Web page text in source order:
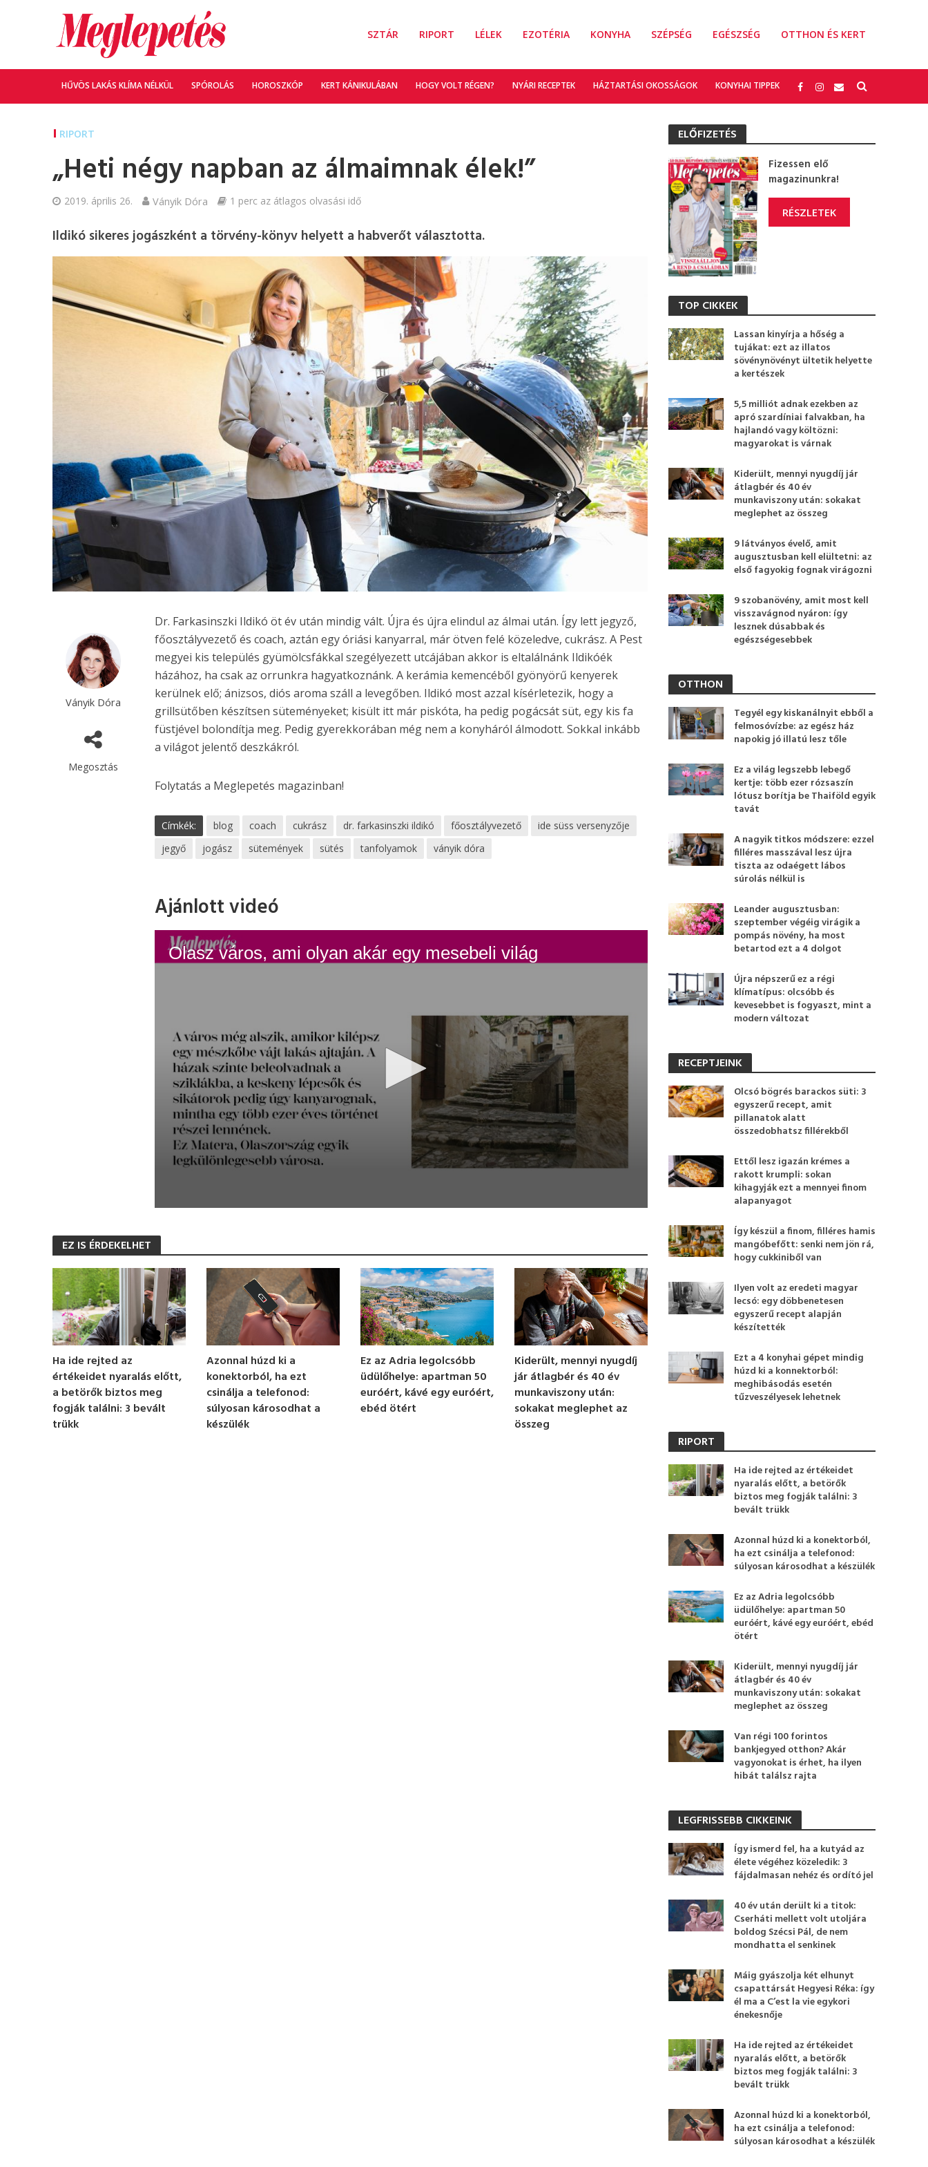
SZTÁR RIPORT LÉLEK EZOTÉRIA KONYHA SZÉPSÉG EGÉSZSÉG OTTHON ÉS KERT
HŰVÖS LAKÁS KLÍMA NÉLKÜL SPÓROLÁS HOROSZKÓP KERT KÁNIKULÁBAN HOGY VOLT RÉGEN? NYÁRI RECEPTEK HÁZTARTÁSI OKOSSÁGOK KONYHAI TIPPEK
RIPORT
„Heti négy napban az álmaimnak élek!”
2019. április 26. Ványik Dóra 1 perc az átlagos olvasási idő
Ildikó sikeres jogászként a törvény-könyv helyett a habverőt választotta.
Ványik Dóra
Megosztás
Dr. Farkasinszki Ildikó öt év után mindig vált. Újra és újra elindul az álmai után. Így lett jegyző,
főosztályvezető és coach, aztán egy óriási kanyarral, már ötven felé közeledve, cukrász. A Pest
megyei kis település gyümölcsfákkal szegélyezett utcájában akkor is eltalálnánk Ildikóék
házához, ha csak az orrunkra hagyatkoznánk. A kerámia kemencéből gyönyörű kenyerek
kerülnek elő; ánizsos, diós aroma száll a levegőben. Ildikó most azzal kísérletezik, hogy a
grillsütőben készítsen süteményeket; kisült itt már piskóta, ha pedig pogácsát süt, egy kis fa
füstjével bolondítja meg. Pedig gyerekkorában még nem a konyháról álmodott. Sokkal inkább
a világot jelentő deszkákról.
Folytatás a Meglepetés magazinban!
Címkék: blog coach cukrász dr. farkasinszki ildikó főosztályvezető
ide süss versenyzője
jegyő
jogász sütemények sütés tanfolyamok ványik dóra
Ajánlott videó
Olasz város, ami olyan akár egy mesebeli világ
e
o
n
d
s
o
f
1
m
i
t
e
,
1
EZ IS ÉRDEKELHET
Ha ide rejted az
értékeidet nyaralás előtt,
a betörők biztos meg
fogják találni: 3 bevált
trükk
Azonnal húzd ki a
konektorból, ha ezt
csinálja a telefonod:
súlyosan károsodhat a
készülék
Ez az Adria legolcsóbb
üdülőhelye: apartman 50
euróért, kávé egy euróért,
ebéd ötért
Kiderült, mennyi nyugdíj
jár átlagbér és 40 év
munkaviszony után:
sokakat meglephet az
összeg
ELŐFIZETÉS
Fizessen elő
magazinunkra!
RÉSZLETEK
TOP CIKKEK
Lassan kinyírja a hőség a
tujákat: ezt az illatos
sövénynövényt ültetik helyette
a kertészek
5,5 milliót adnak ezekben az
apró szardíniai falvakban, ha
hajlandó vagy költözni:
magyarokat is várnak
Kiderült, mennyi nyugdíj jár
átlagbér és 40 év
munkaviszony után: sokakat
meglephet az összeg
9 látványos évelő, amit
augusztusban kell elültetni: az
első fagyokig fognak virágozni
9 szobanövény, amit most kell
visszavágnod nyáron: így
lesznek dúsabbak és
egészségesebbek
OTTHON
Tegyél egy kiskanálnyit ebből a
felmosóvízbe: az egész ház
napokig jó illatú lesz tőle
Ez a világ legszebb lebegő
kertje: több ezer rózsaszín
lótusz borítja be Thaiföld egyik
tavát
A nagyik titkos módszere: ezzel
filléres masszával lesz újra
tiszta az odaégett lábos
súrolás nélkül is
Leander augusztusban:
szeptember végéig virágik a
pompás növény, ha most
betartod ezt a 4 dolgot
Újra népszerű ez a régi
klímatípus: olcsóbb és
kevesebbet is fogyaszt, mint a
modern változat
RECEPTJEINK
Olcsó bögrés barackos süti: 3
egyszerű recept, amit
pillanatok alatt
összedobhatsz fillérekből
Ettől lesz igazán krémes a
rakott krumpli: sokan
kihagyják ezt a mennyei finom
alapanyagot
Így készül a finom, filléres hamis
mangóbefőtt: senki nem jön rá,
hogy cukkiniből van
Ilyen volt az eredeti magyar
lecsó: egy döbbenetesen
egyszerű recept alapján
készítették
Ezt a 4 konyhai gépet mindig
húzd ki a konnektorból:
meghibásodás esetén
tűzveszélyesek lehetnek
RIPORT
Ha ide rejted az értékeidet
nyaralás előtt, a betörők
biztos meg fogják találni: 3
bevált trükk
Azonnal húzd ki a konektorból,
ha ezt csinálja a telefonod:
súlyosan károsodhat a készülék
Ez az Adria legolcsóbb
üdülőhelye: apartman 50
euróért, kávé egy euróért, ebéd
ötért
Kiderült, mennyi nyugdíj jár
átlagbér és 40 év
munkaviszony után: sokakat
meglephet az összeg
Van régi 100 forintos
bankjegyed otthon? Akár
vagyonokat is érhet, ha ilyen
hibát találsz rajta
LEGFRISSEBB CIKKEINK
Így ismerd fel, ha a kutyád az
élete végéhez közeledik: 3
fájdalmasan nehéz és ordító jel
40 év után derült ki a titok:
Cserháti mellett volt utoljára
boldog Szécsi Pál, de nem
mondhatta el senkinek
Máig gyászolja két elhunyt
csapattársát Hegyesi Réka: így
él ma a C’est la vie egykori
énekesnője
Ha ide rejted az értékeidet
nyaralás előtt, a betörők
biztos meg fogják találni: 3
bevált trükk
Azonnal húzd ki a konektorból,
ha ezt csinálja a telefonod:
súlyosan károsodhat a készülék